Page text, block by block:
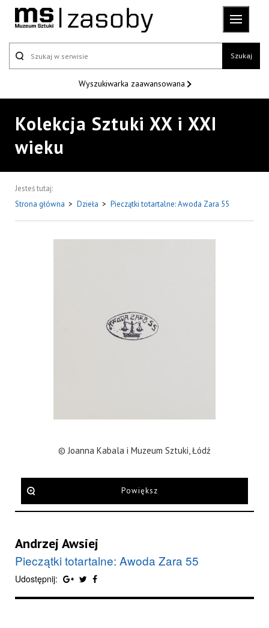
Szukaj
Wyszukiwarka zaawansowana
Kolekcja Sztuki XX i XXI
wieku
Jesteś tutaj:
Strona główna > Dzieła > Pieczątki totartalne: Awoda Zara 55
© Joanna Kabala i Muzeum Sztuki, Łódź
Powiększ
Andrzej Awsiej
Pieczątki totartalne: Awoda Zara 55
Udostępnij: